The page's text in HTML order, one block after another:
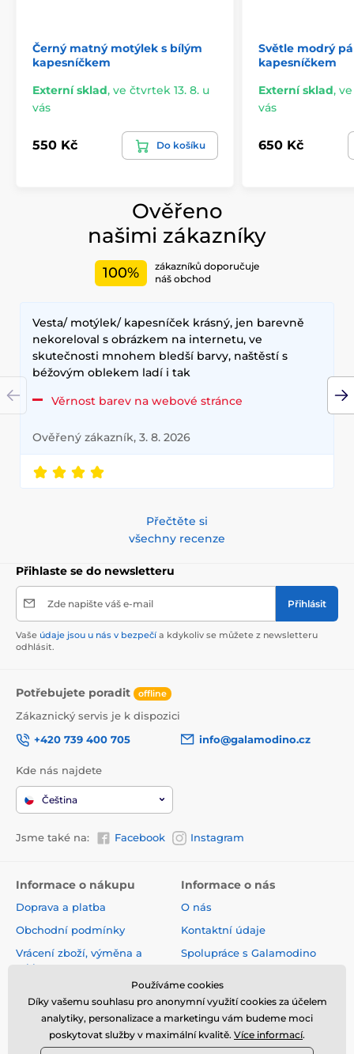
Černý matný motýlek s bílým
kapesníčkem
Externí sklad, ve čtvrtek 13. 8. u
vás
550 Kč Do košíku
Světle modrý
kapesníčkem
Externí sklad,
vás
650 Kč
Ověřeno
našimi zákazníky
100%
zákazníků doporučuje
náš obchod
Vesta/ motýlek/ kapesníček krásný, jen barevně
nekoreloval s obrázkem na internetu, ve
skutečnosti mnohem bledší barvy, naštěstí s
béžovým oblekem ladí i tak
Věrnost barev na webové stránce
Ověřený zákazník, 3. 8. 2026
Přečtěte si
všechny recenze
Přihlaste se do newsletteru
Zde napište váš e-mail Přihlásit
Vaše údaje jsou u nás v bezpečí a kdykoliv se můžete z newsletteru
odhlásit.
Potřebujete poradit offline
Zákaznický servis je k dispozici
+420 739 400 705
info@galamodino.cz
Kde nás najdete
Čeština
Jsme také na: Facebook Instagram
Informace o nákupu
Doprava a platba
Obchodní podmínky
Vrácení zboží, výměna a
reklamace
Online vrácení a reklamace
Sledování zásilky
Nejčastější dotazy
Informace o nás
O nás
Kontaktní údaje
Spolupráce s Galamodino
údajů
Používáme cookies
Díky vašemu souhlasu pro anonymní využití cookies za účelem
analytiky, personalizace a marketingu vám budeme moci
poskytovat služby v maximální kvalitě. Více informací.